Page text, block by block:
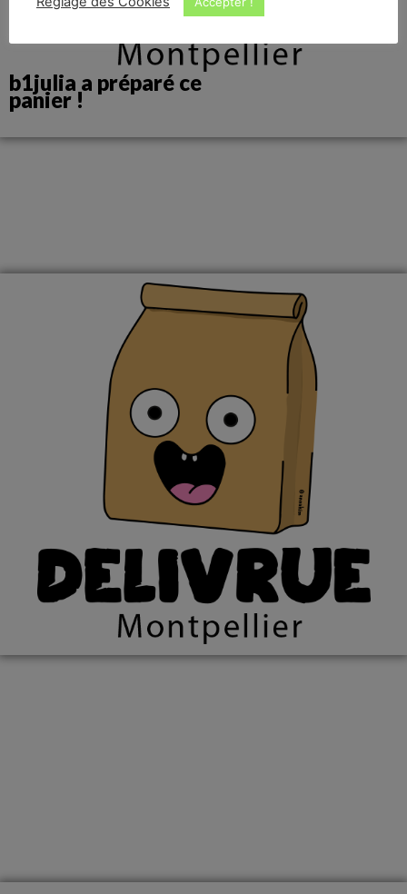
b1julia a préparé ce
panier !